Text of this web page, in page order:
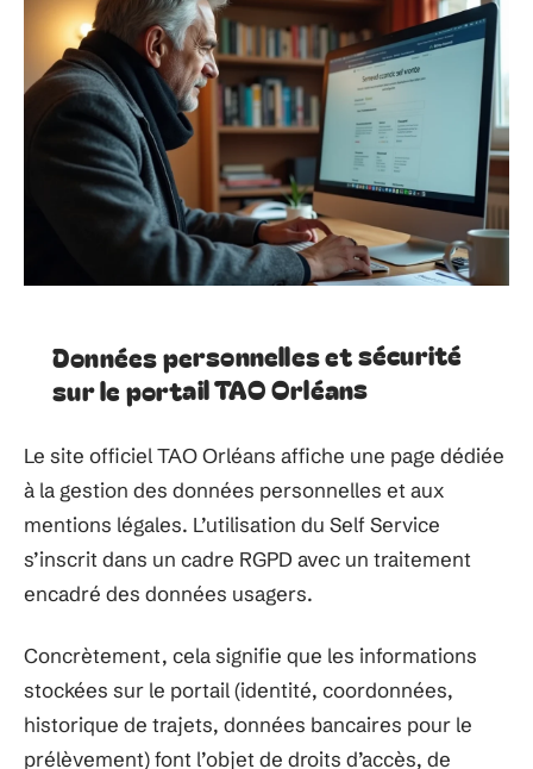
Données personnelles et sécurité
sur le portail TAO Orléans
Le site officiel TAO Orléans affiche une page dédiée
à la gestion des données personnelles et aux
mentions légales. L’utilisation du Self Service
s’inscrit dans un cadre RGPD avec un traitement
encadré des données usagers.
Concrètement, cela signifie que les informations
stockées sur le portail (identité, coordonnées,
historique de trajets, données bancaires pour le
prélèvement) font l’objet de droits d’accès, de